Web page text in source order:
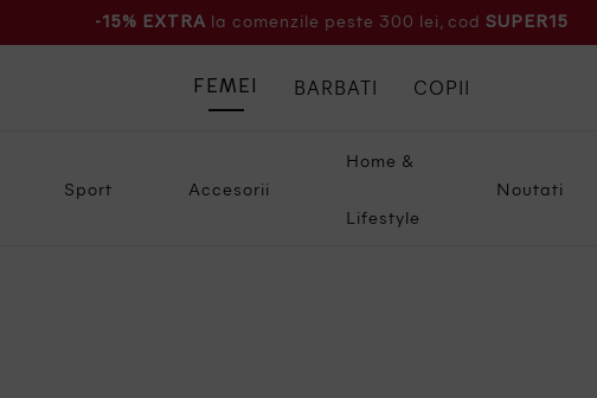
-15% EXTRA la comenzile peste 300 lei, cod SUPER15
Sport Accesorii
Home &
Lifestyle
Noutati
FEMEI BARBATI COPII